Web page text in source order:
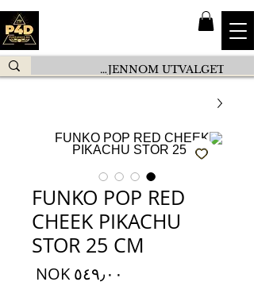
FUNKO POP RED
CHEEK PIKACHU
STOR 25 CM